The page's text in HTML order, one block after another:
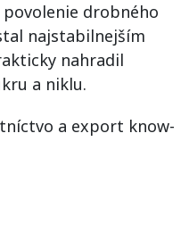
drobného
najstabilnejším
nahradil
a niklu.
a export know-